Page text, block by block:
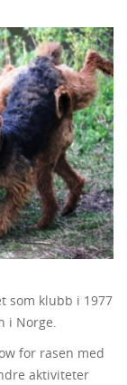
som klubb i 1977
i Norge.
for rasen med
aktiviteter